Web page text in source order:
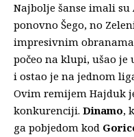
Najbolje šanse imali su
ponovno Šego, no
impresivnim
počeo na klupi, ušao
i ostao je na jednom
Ovim remijem Hajduk
konkurenciji. Dinamo,
ga pobjedom kod